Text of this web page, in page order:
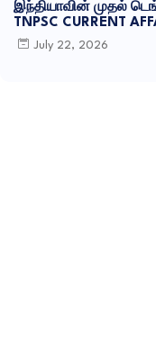
இந்தியாவின் முதல்
TNPSC CURRENT
July 22, 2026